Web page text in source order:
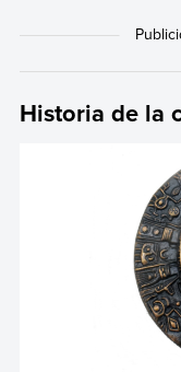
Historia de la